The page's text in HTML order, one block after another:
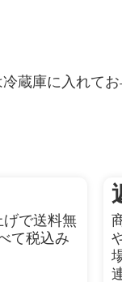
蔵庫に入れてお
げで送料無
て税込み